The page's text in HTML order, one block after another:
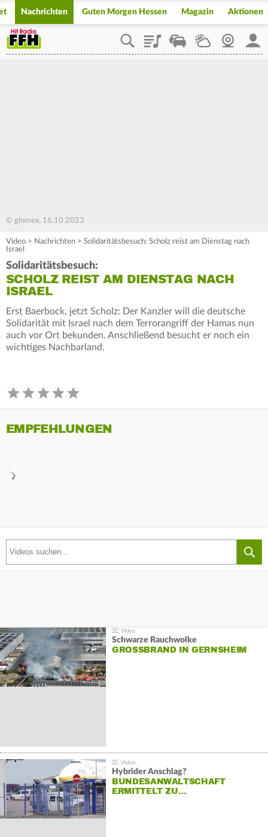
Nachrichten Guten Morgen Hessen Magazin Aktionen
PlaylistStaupilotWetterWebcam
© glomex, 16.10.2023
Video > Nachrichten > Solidaritätsbesuch: Scholz reist am Dienstag nach
Israel
Solidaritätsbesuch:
SCHOLZ REIST AM DIENSTAG NACH
ISRAEL
Erst Baerbock, jetzt Scholz: Der Kanzler will die deutsche
Solidarität mit Israel nach dem Terrorangriff der Hamas nun
auch vor Ort bekunden. Anschließend besucht er noch ein
wichtiges Nachbarland.
EMPFEHLUNGEN
Schwarze Rauchwolke
GROSSBRAND IN GERNSHEIM
Hybrider Anschlag?
BUNDESANWALTSCHAFT
ERMITTELT ZU…